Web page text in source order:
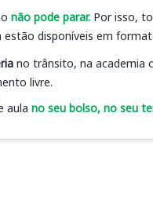
não pode parar. Por isso,
estão disponíveis em
no trânsito, na academia
livre.
aula no seu bolso, no seu